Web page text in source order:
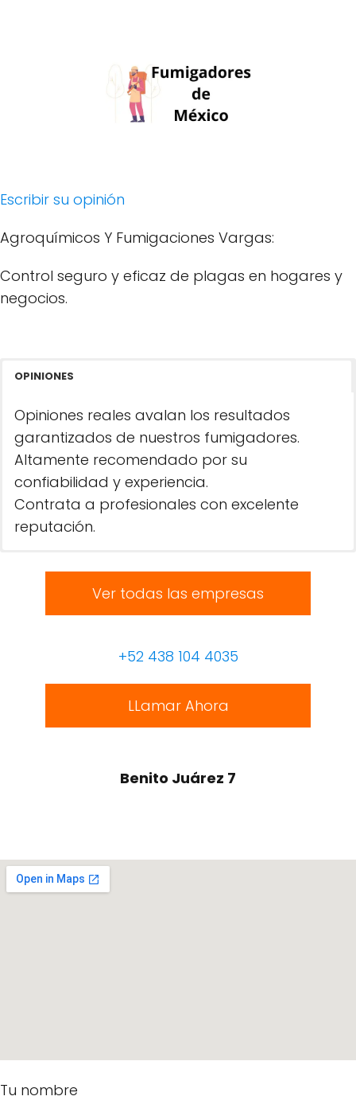
Escribir su opinión
Agroquímicos Y Fumigaciones Vargas:
Control seguro y eficaz de plagas en hogares y
negocios.
OPINIONES
Opiniones reales avalan los resultados
garantizados de nuestros fumigadores.
Altamente recomendado por su
confiabilidad y experiencia.
Contrata a profesionales con excelente
reputación.
Ver todas las empresas
+52 438 104 4035
LLamar Ahora
Benito Juárez 7
Tu nombre